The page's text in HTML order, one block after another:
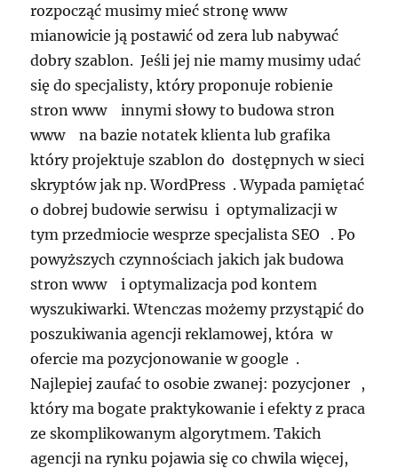
rozpocząć musimy mieć stronę www
mianowicie ją postawić od zera lub nabywać
dobry szablon. Jeśli jej nie mamy musimy udać
się do specjalisty, który proponuje robienie
stron www innymi słowy to budowa stron
www na bazie notatek klienta lub grafika
który projektuje szablon do dostępnych w sieci
skryptów jak np. WordPress . Wypada pamiętać
o dobrej budowie serwisu i optymalizacji w
tym przedmiocie wesprze specjalista SEO . Po
powyższych czynnościach jakich jak budowa
stron www i optymalizacja pod kontem
wyszukiwarki. Wtenczas możemy przystąpić do
poszukiwania agencji reklamowej, która w
ofercie ma pozycjonowanie w google .
Najlepiej zaufać to osobie zwanej: pozycjoner ,
który ma bogate praktykowanie i efekty z praca
ze skomplikowanym algorytmem. Takich
agencji na rynku pojawia się co chwila więcej,